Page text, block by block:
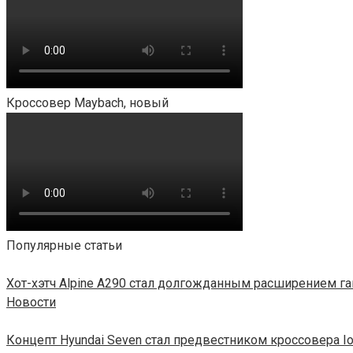
Кроссовер Maybach, новый
Популярные статьи
Хот-хэтч Alpine A290 стал долгожданным расширением
Новости
Концепт Hyundai Seven стал предвестником кроссовера